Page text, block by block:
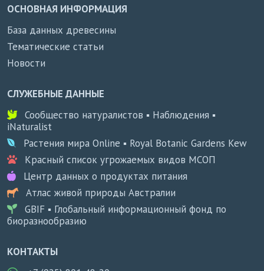
ОСНОВНАЯ ИНФОРМАЦИЯ
База данных древесины
Тематические статьи
Новости
СЛУЖЕБНЫЕ ДАННЫЕ
Сообщество натуралистов ▪ Наблюдения ▪
iNaturalist
Растения мира Online ▪ Royal Botanic Gardens Kew
Красный список угрожаемых видов МСОП
Центр данных о продуктах питания
Атлас живой природы Австралии
GBIF ▪ Глобальный информационный фонд по
биоразнообразию
КОНТАКТЫ